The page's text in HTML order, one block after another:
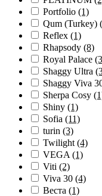
Portfolio (1)
Qum (Turkey)
Reflex (1)
Rhapsody (8)
Royal Palace
Shaggy Ultra
Shaggy Viva
Sherpa Cosy
Shiny (1)
Sofia (11)
turin (3)
Twilight (4)
VEGA (1)
Viti (2)
Viva 30 (4)
Веста (1)